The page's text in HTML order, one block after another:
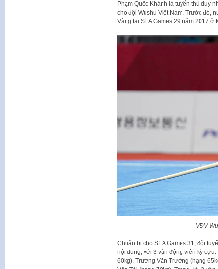
Phạm Quốc Khánh là tuyển thủ duy
cho đội Wushu Việt Nam. Trước đó,
Vàng tại SEA Games 29 năm 2017 ở
VĐV
Chuẩn bị cho SEA Games 31, đội
nội dung, với 3 vận động viên kỳ
60kg), Trương Văn Trưởng (hạng